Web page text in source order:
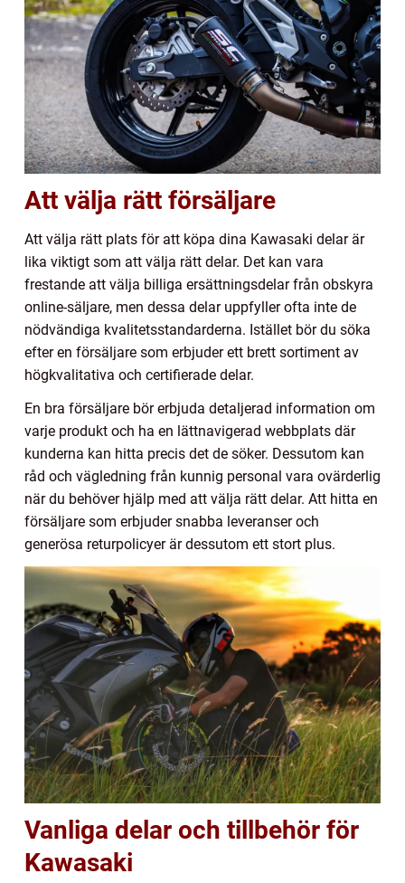
Att välja rätt försäljare
Att välja rätt plats för att köpa dina Kawasaki delar är
lika viktigt som att välja rätt delar. Det kan vara
frestande att välja billiga ersättningsdelar från obskyra
online-säljare, men dessa delar uppfyller ofta inte de
nödvändiga kvalitetsstandarderna. Istället bör du söka
efter en försäljare som erbjuder ett brett sortiment av
högkvalitativa och certifierade delar.
En bra försäljare bör erbjuda detaljerad information om
varje produkt och ha en lättnavigerad webbplats där
kunderna kan hitta precis det de söker. Dessutom kan
råd och vägledning från kunnig personal vara ovärderlig
när du behöver hjälp med att välja rätt delar. Att hitta en
försäljare som erbjuder snabba leveranser och
generösa returpolicyer är dessutom ett stort plus.
Vanliga delar och tillbehör för
Kawasaki